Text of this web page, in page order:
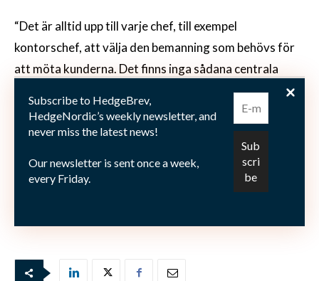
“Det är alltid upp till varje chef, till exempel
kontorschef, att välja den bemanning som behövs för
att möta kunderna. Det finns inga sådana centrala
direktiv. Samtidigt är ett av bankens mål att ha högre
lönsamhet än konkurrenterna och nöjdast kunder så
det är en avvägning mellan att driva verksamheten så
ekonomiskt som möjligt, men ändå så att kunderna är
nöjda”, säger Bengt Carlsson.
Subscribe to HedgeBrev,
HedgeNordic’s weekly newsletter, and
never miss the latest news!
Our newsletter is sent once a week,
every Friday.